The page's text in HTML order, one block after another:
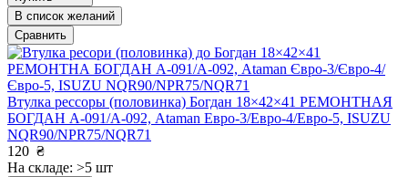
В список желаний
Сравнить
Втулка рессоры (половинка) Богдан 18×42×41 РЕМОНТНАЯ
БОГДАН А-091/А-092, Ataman Евро-3/Евро-4/Евро-5, ISUZU
NQR90/NPR75/NQR71
120 ₴
На складе: >5 шт